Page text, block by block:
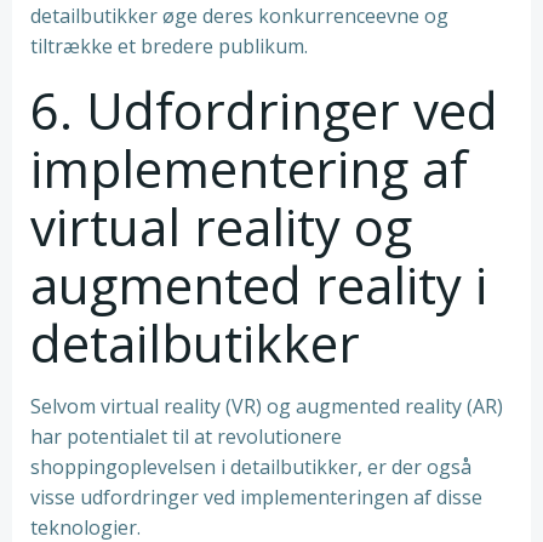
detailbutikker øge deres konkurrenceevne og
tiltrække et bredere publikum.
6. Udfordringer ved
implementering af
virtual reality og
augmented reality i
detailbutikker
Selvom virtual reality (VR) og augmented reality (AR)
har potentialet til at revolutionere
shoppingoplevelsen i detailbutikker, er der også
visse udfordringer ved implementeringen af disse
teknologier.